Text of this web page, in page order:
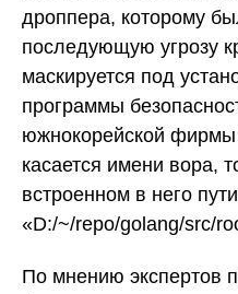
дроппера, которому
последующую угрозу
маскируется под
программы
южнокорейской фирмы
касается имени вора,
встроенном в него пути
«D:/~/repo/golang/src/
По мнению экспертов